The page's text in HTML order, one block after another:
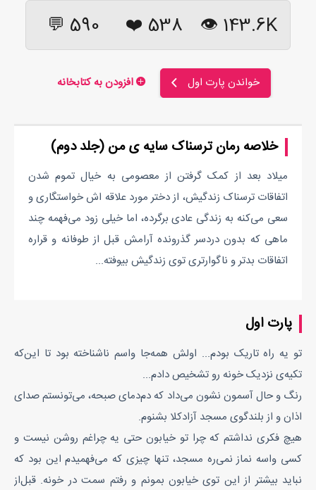
143.6K 👁
538
❤️
590 💬
خواندن پارت اول افزودن به کتابخانه
خلاصه رمان ترسناک سایه ی من (جلد دوم)
میلاد بعد از کمک گرفتن از معصومی به خیال تموم شدن
اتفاقات ترسناک زندگیش، از دختر مورد علاقه اش خواستگاری و
سعی می‌کنه به زندگی عادی برگرده، اما خیلی زود می‌فهمه چند
ماهی که بدون دردسر گذرونده آرامش قبل از طوفانه و قراره
اتفاقات بدتر و ناگوارتری توی زندگیش بیوفته...
پارت اول
تو یه راه تاریک بودم... اولش همه‌جا واسم ناشناخته بود تا این‌که
تکیه‌ی نزدیک خونه رو تشخیص دادم...
رنگ و حال آسمون نشون می‌داد که دم‌دمای صبحه، می‌تونستم صدای
اذان و از بلندگوی مسجد آزادکلا بشنوم.
هیچ فکری نداشتم که چرا تو خیابون حتی یه چراغم روشن نیست و
کسی واسه نماز نمی‌ره مسجد، تنها چیزی که می‌فهمیدم این بود که
نباید بیشتر از این توی خیابون بمونم و رفتم سمت در خونه. قبل‌از